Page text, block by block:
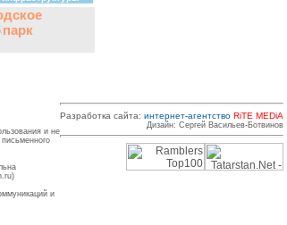
парк
и не
и
Разработка сайта: интернет-агентство RiTE MEDiA
Дизайн: Сергей Васильев-Ботвинов